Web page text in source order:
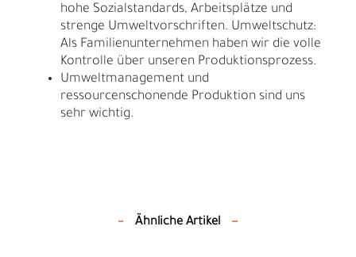
hohe Sozialstandards, Arbeitsplätze und
strenge Umweltvorschriften. Umweltschutz:
Als Familienunternehmen haben wir die volle
Kontrolle über unseren Produktionsprozess.
Umweltmanagement und
ressourcenschonende Produktion sind uns
sehr wichtig.
Ähnliche Artikel